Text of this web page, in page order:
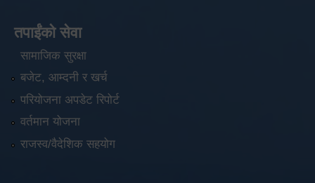
तपाईंको सेवा
सामाजिक सुरक्षा
बजेट, आम्दनी र खर्च
परियोजना अपडेट रिपोर्ट
वर्तमान योजना
राजस्व/वैदेशिक सहयोग